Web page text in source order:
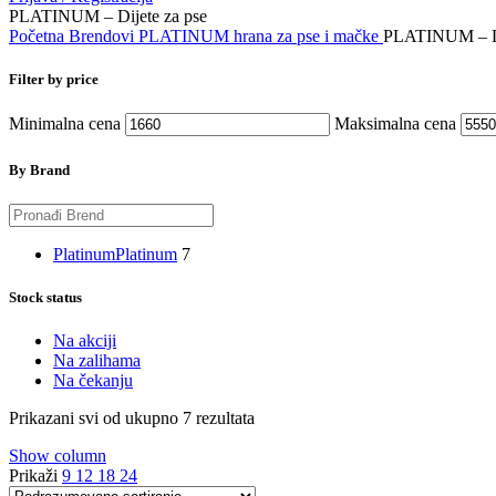
PLATINUM – Dijete za pse
Početna Brendovi PLATINUM hrana za pse i mačke PLATINUM –
Filter by price
Minimalna cena Maksimalna cena
By Brand
PlatinumPlatinum 7
Stock status
Na akciji
Na zalihama
Na čekanju
Prikazani svi od ukupno 7 rezultata
Show column
Prikaži 9 12 18 24